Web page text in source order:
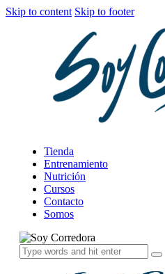
Skip to content Skip to footer
Tienda
Entrenamiento
Nutrición
Cursos
Contacto
Somos